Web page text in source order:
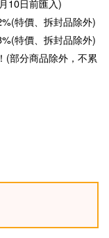
10日前匯入)
特價、拆封品除外)
特價、拆封品除外)
(部分商品除外，不累